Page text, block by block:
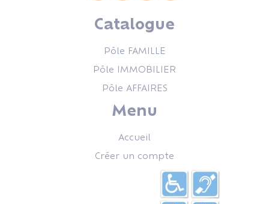
Catalogue
Pôle FAMILLE
Pôle IMMOBILIER
Pôle AFFAIRES
Menu
Accueil
Créer un compte